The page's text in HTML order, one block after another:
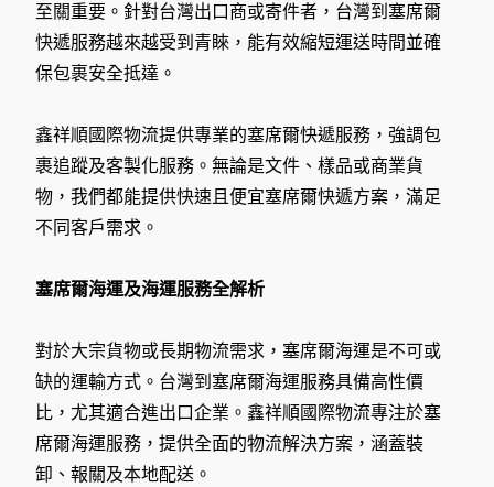
至關重要。針對台灣出口商或寄件者，台灣到塞席爾
快遞服務越來越受到青睞，能有效縮短運送時間並確
保包裹安全抵達。
鑫祥順國際物流提供專業的塞席爾快遞服務，強調包
裹追蹤及客製化服務。無論是文件、樣品或商業貨
物，我們都能提供快速且便宜塞席爾快遞方案，滿足
不同客戶需求。
塞席爾海運及海運服務全解析
對於大宗貨物或長期物流需求，塞席爾海運是不可或
缺的運輸方式。台灣到塞席爾海運服務具備高性價
比，尤其適合進出口企業。鑫祥順國際物流專注於塞
席爾海運服務，提供全面的物流解決方案，涵蓋裝
卸、報關及本地配送。